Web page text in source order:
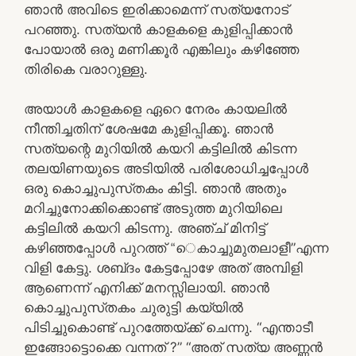
ഞാന്‍ അവിടെ ഇരിക്കാമെന്ന്‌ സത്യനോട്‌
പറഞ്ഞു. സത്യന്‍ കാളകളെ കുളിപ്പിക്കാന്‍
പോയാല്‍ ഒരു മണിക്കൂര്‍ എങ്കിലും കഴിഞ്ഞേ
തിരികെ വരാറുള്ളു.
അയാള്‍ കാളകളെ ഏറെ നേരം കായലില്‍
നീന്തിച്ചതിന്‌ ശേഷമേ കുളിപ്പിക്കൂ. ഞാന്‍
സത്യന്റെ മുറിയില്‍ കയറി കട്ടിലില്‍ കിടന്ന
തലയിണയുടെ അടിയില്‍ പരിശോധിച്ചപ്പോള്‍
ഒരു കൊച്ചുപുസ്‌തകം കിട്ടി. ഞാന്‍ അതും
മറിച്ചുനോക്കിക്കൊണ്ട്‌ അടുത്ത മുറിയിലെ
കട്ടിലില്‍ കയറി കിടന്നു. അഞ്ച്‌ മിനിട്ട്‌
കഴിഞ്ഞപ്പോള്‍ പുറത്ത്‌ “െകാച്ചുമുതലാളീ”എന്ന
വിളി കേട്ടു. ശബ്‌ദം കേട്ടപ്പോഴേ അത്‌ അമ്പിളി
ആണെന്ന്‌ എനിക്ക്‌ മനസ്സിലായി. ഞാന്‍
കൊച്ചുപുസ്‌തകം ചുരുട്ടി കയ്യില്‍
പിടിച്ചുകൊണ്ട്‌ പുറത്തേയ്‌ക്ക്‌ ചെന്നു. “എന്താടീ
ഇങ്ങോട്ടൊക്കെ വന്നത്‌ ?” “അത്‌ സത്യ അണ്ണന്‍